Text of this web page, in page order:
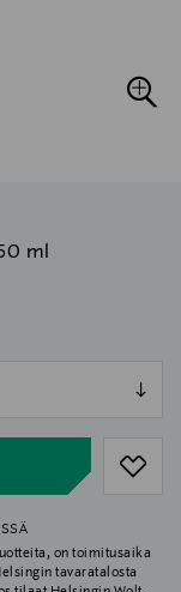
ml
on toimitusaika
tavaratalosta